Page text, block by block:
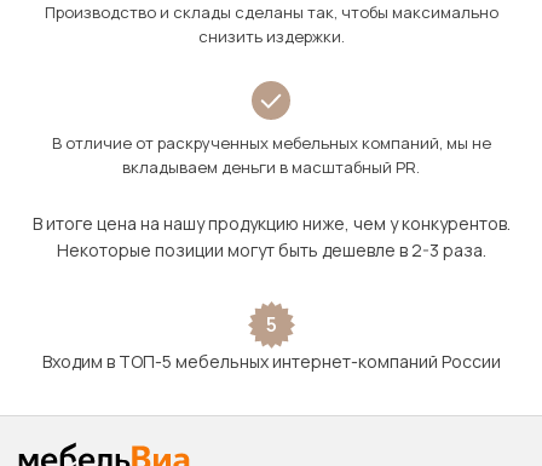
Производство и склады сделаны так, чтобы максимально
снизить издержки.
В отличие от раскрученных мебельных компаний, мы не
вкладываем деньги в масштабный PR.
В итоге цена на нашу продукцию ниже, чем у конкурентов.
Некоторые позиции могут быть дешевле в 2-3 раза.
5
Входим в ТОП-5 мебельных интернет-компаний России